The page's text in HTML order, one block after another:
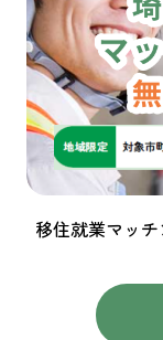
移住就業マッ